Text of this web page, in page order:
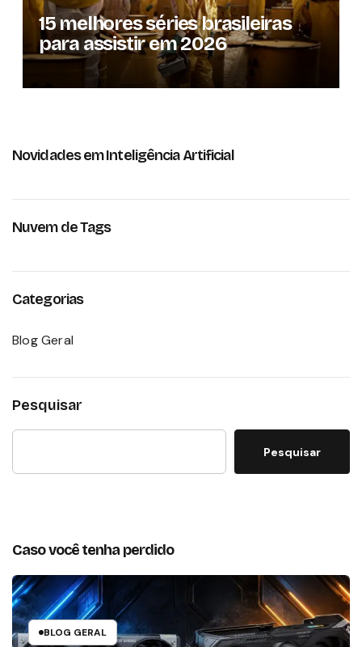
15 melhores séries brasileiras
para assistir em 2026
Novidades em Inteligência Artificial
Nuvem de Tags
Categorias
Blog Geral
Pesquisar
Pesquisar
Caso você tenha perdido
BLOG GERAL